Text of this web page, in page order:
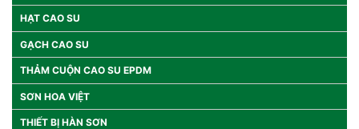
HẠT CAO SU
GẠCH CAO SU
THẢM CUỘN CAO SU EPDM
SƠN HOA VIỆT
THIẾT BỊ HÀN SƠN